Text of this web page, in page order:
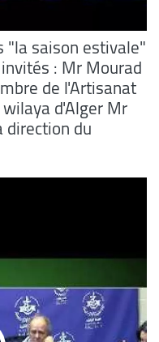
saison estivale"
: Mr Mourad
de l'Artisanat
d'Alger Mr
direction du